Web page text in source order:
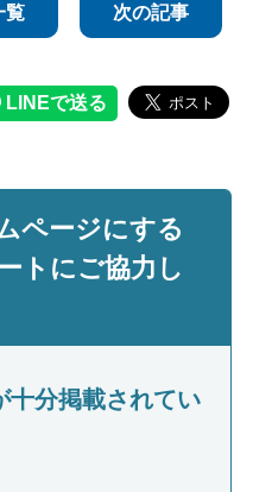
覧 次の記事
ページにする
トにご協力し
十分掲載されてい